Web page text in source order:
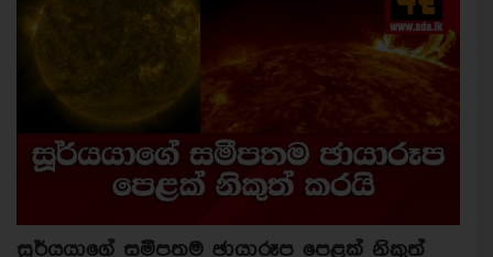
සූර්යයාගේ සමීපතම ඡායාරූප පෙළක් නිකුත්